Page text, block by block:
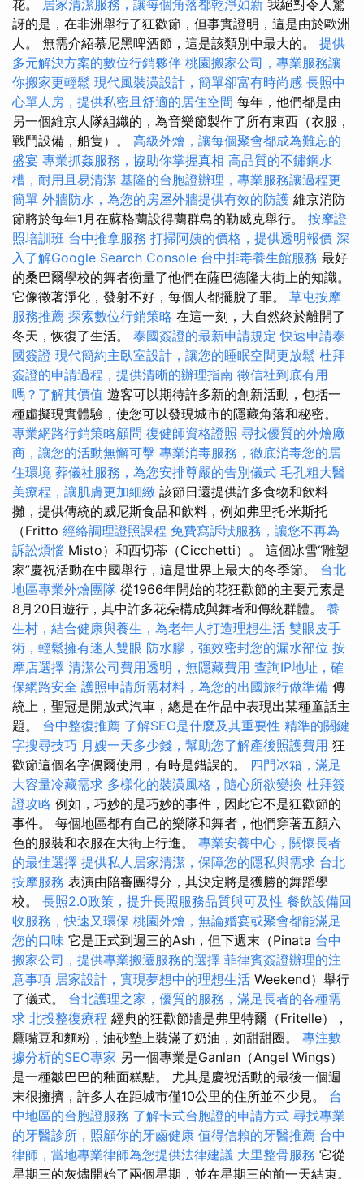
花。 居家清潔服務，讓每個角落都乾淨如新 我絕對令人驚
訝的是，在非洲舉行了狂歡節，但事實證明，這是由於歐洲
人。 無需介紹慕尼黑啤酒節，這是該類別中最大的。 提供
多元解決方案的數位行銷夥伴 桃園搬家公司，專業服務讓
你搬家更輕鬆 現代風裝潢設計，簡單卻富有時尚感 長照中
心單人房，提供私密且舒適的居住空間 每年，他們都是由
另一個維京人隊組織的，為音樂節製作了所有東西（衣服，
戰鬥設備，船隻）。 高級外燴，讓每個聚會都成為難忘的
盛宴 專業抓姦服務，協助你掌握真相 高品質的不鏽鋼水
槽，耐用且易清潔 基隆的台胞證辦理，專業服務讓過程更
簡單 外牆防水，為您的房屋外牆提供有效的防護 維京消防
節將於每年1月在蘇格蘭設得蘭群島的勒威克舉行。 按摩證
照培訓班 台中推拿服務 打掃阿姨的價格，提供透明報價 深
入了解Google Search Console 台中排毒養生館服務 最好
的桑巴爾學校的舞者衡量了他們在薩巴德隆大街上的知識。
它像徵著淨化，發射不好，每個人都擺脫了罪。 草屯按摩
服務推薦 探索數位行銷策略 在這一刻，大自然終於離開了
冬天，恢復了生活。 泰國簽證的最新申請規定 快速申請泰
國簽證 現代簡約主臥室設計，讓您的睡眠空間更放鬆 杜拜
簽證的申請過程，提供清晰的辦理指南 徵信社到底有用
嗎？了解其價值 遊客可以期待許多新的創新活動，包括一
種虛擬現實體驗，使您可以發現城市的隱藏角落和秘密。
專業網路行銷策略顧問 復健師資格證照 尋找優質的外燴廠
商，讓您的活動無懈可擊 專業消毒服務，徹底消毒您的居
住環境 葬儀社服務，為您安排尊嚴的告別儀式 毛孔粗大醫
美療程，讓肌膚更加細緻 該節日還提供許多食物和飲料
攤，提供傳統的威尼斯食品和飲料，例如弗里托·米斯托
（Fritto 經絡調理證照課程 免費寫訴狀服務，讓您不再為
訴訟煩惱 Misto）和西切蒂（Cicchetti）。 這個冰雪“雕塑
家”慶祝活動在中國舉行，這是世界上最大的冬季節。 台北
地區專業外燴團隊 從1966年開始的花狂歡節的主要元素是
8月20日遊行，其中許多花朵構成與舞者和傳統群體。 養
生村，結合健康與養生，為老年人打造理想生活 雙眼皮手
術，輕鬆擁有迷人雙眼 防水膠，強效密封您的漏水部位 按
摩店選擇 清潔公司費用透明，無隱藏費用 查詢IP地址，確
保網路安全 護照申請所需材料，為您的出國旅行做準備 傳
統上，聖冠是開放式汽車，總是在作品中表現出某種童話主
題。 台中整復推薦 了解SEO是什麼及其重要性 精準的關鍵
字搜尋技巧 月嫂一天多少錢，幫助您了解產後照護費用 狂
歡節這個名字偶爾使用，有時是錯誤的。 四門冰箱，滿足
大容量冷藏需求 多樣化的裝潢風格，隨心所欲變換 杜拜簽
證攻略 例如，巧妙的是巧妙的事件，因此它不是狂歡節的
事件。 每個地區都有自己的樂隊和舞者，他們穿著五顏六
色的服裝和衣服在大街上行進。 專業安養中心，關懷長者
的最佳選擇 提供私人居家清潔，保障您的隱私與需求 台北
按摩服務 表演由陪審團得分，其決定將是獲勝的舞蹈學
校。 長照2.0政策，提升長照服務品質與可及性 餐飲設備回
收服務，快速又環保 桃園外燴，無論婚宴或聚會都能滿足
您的口味 它是正式到週三的Ash，但下週末（Pinata 台中
搬家公司，提供專業搬遷服務的選擇 菲律賓簽證辦理的注
意事項 居家設計，實現夢想中的理想生活 Weekend）舉行
了儀式。 台北護理之家，優質的服務，滿足長者的各種需
求 北投整復療程 經典的狂歡節牆是弗里特爾（Fritelle），
鷹嘴豆和麵粉，油砂墊上裝滿了奶油，如甜甜圈。 專注數
據分析的SEO專家 另一個專業是Ganlan（Angel Wings）
是一種皺巴巴的釉面糕點。 尤其是慶祝活動的最後一個週
末很擁擠，許多人在距城市僅10公里的住所並不少見。 台
中地區的台胞證服務 了解卡式台胞證的申請方式 尋找專業
的牙醫診所，照顧你的牙齒健康 值得信賴的牙醫推薦 台中
律師，當地專業律師為您提供法律建議 大里整骨服務 它從
星期三的灰燼開始了兩個星期，並在星期三的前一天結束。